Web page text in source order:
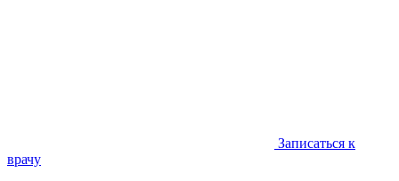
Записаться к
врачу